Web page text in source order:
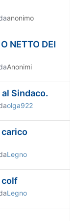
anonimo
NETTO DEI
Anonimi
Sindaco.
olga922
Legno
colf
Legno